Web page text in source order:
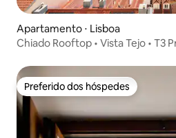
Apartamento ⋅ Lisboa
Chiado Rooftop • Vista Tejo • T3
Preferido dos hóspedes
Preferido dos hóspedes